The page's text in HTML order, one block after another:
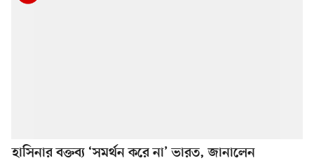
হাসিনার বক্তব্য ‘সমর্থন করে না’ ভারত, জানালেন